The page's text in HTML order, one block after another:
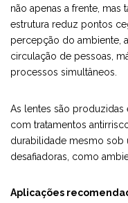
não apenas a frente, mas
estrutura reduz pontos
percepção do ambiente,
circulação de pessoas,
processos simultâneos.
As lentes são produzidas
com tratamentos
durabilidade mesmo
desafiadoras, como
Aplicações